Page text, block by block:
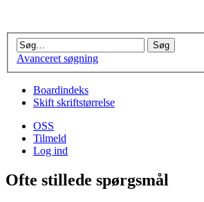
Avanceret søgning
Boardindeks
Skift skriftstørrelse
OSS
Tilmeld
Log ind
Ofte stillede spørgsmål